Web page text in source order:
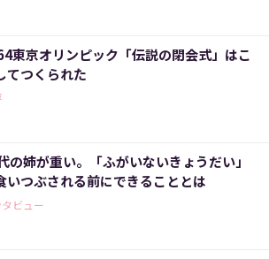
東京オリンピック「伝説の閉会式」はこ
てつくられた
の姉が重い。「ふがいないきょうだい」
いつぶされる前にできることとは
ビュー